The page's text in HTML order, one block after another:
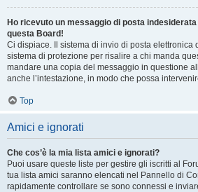
Ho ricevuto un messaggio di posta
questa Board!
Ci dispiace. Il sistema di invio di posta elettronica
sistema di protezione per risalire a chi manda
mandare una copia del messaggio in questione
anche l’intestazione, in modo che possa
Top
Amici e ignorati
Che cos’è la mia lista amici e ignorati?
Puoi usare queste liste per gestire gli iscritti al
tua lista amici saranno elencati nel Pannello di
rapidamente controllare se sono connessi e